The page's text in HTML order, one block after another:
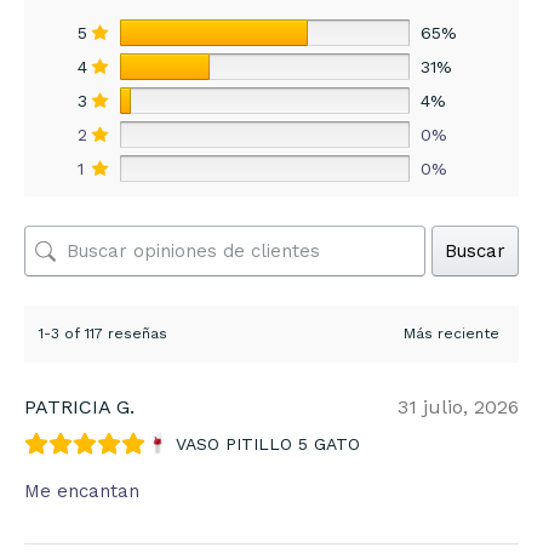
5
65%
4
31%
3
4%
2
0%
1
0%
Buscar
1-3 of 117 reseñas
PATRICIA G. 31 julio, 2026
VASO PITILLO 5 GATO
Me encantan